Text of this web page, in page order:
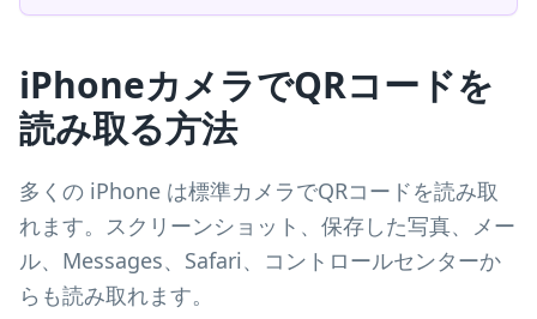
iPhoneカメラでQRコードを
読み取る方法
多くの iPhone は標準カメラでQRコードを読み取
れます。スクリーンショット、保存した写真、メー
ル、Messages、Safari、コントロールセンターか
らも読み取れます。